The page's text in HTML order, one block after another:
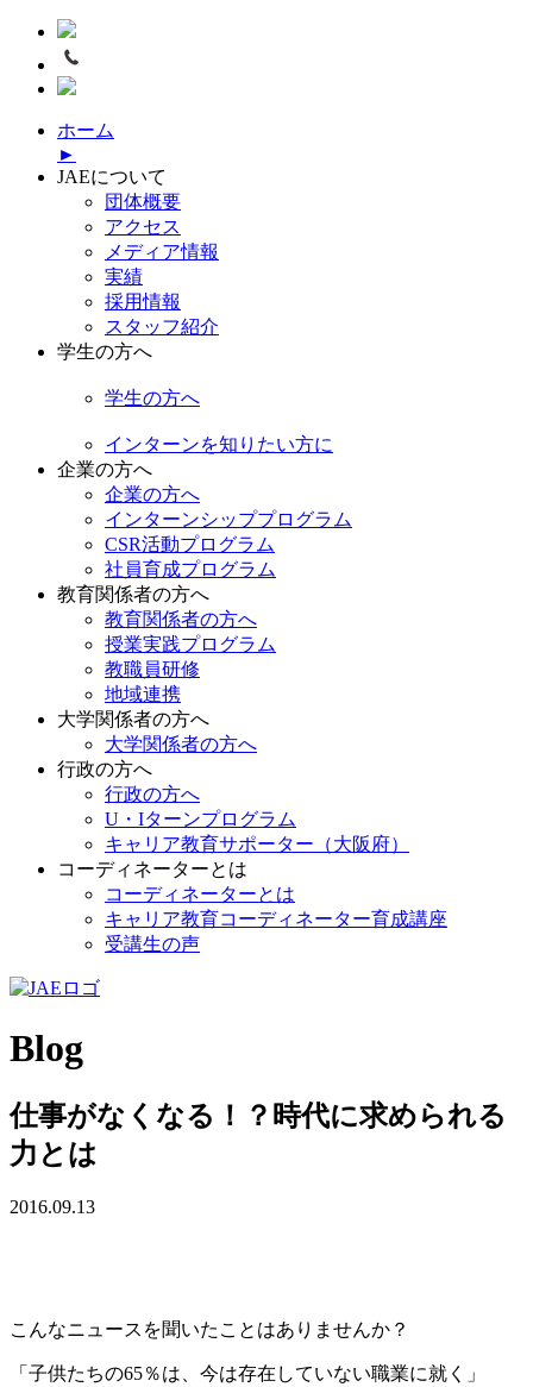
ホーム
►
JAEについて
団体概要
アクセス
メディア情報
実績
採用情報
スタッフ紹介
学生の方へ
学生の方へ
インターンを知りたい方に
企業の方へ
企業の方へ
インターンシッププログラム
CSR活動プログラム
社員育成プログラム
教育関係者の方へ
教育関係者の方へ
授業実践プログラム
教職員研修
地域連携
大学関係者の方へ
大学関係者の方へ
行政の方へ
行政の方へ
U・Iターンプログラム
キャリア教育サポーター（大阪府）
コーディネーターとは
コーディネーターとは
キャリア教育コーディネーター育成講座
受講生の声
Blog
仕事がなくなる！？時代に求められる
力とは
2016.09.13
こんなニュースを聞いたことはありませんか？
「子供たちの65％は、今は存在していない職業に就く」